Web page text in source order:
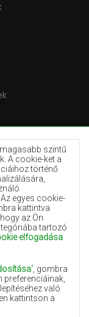
szintű
A cookie-ket a
történő
egyes cookie-
kattintva
az Ön
tartozó
elfogadása
, gombra
preferenciáinak,
való
kattintson a